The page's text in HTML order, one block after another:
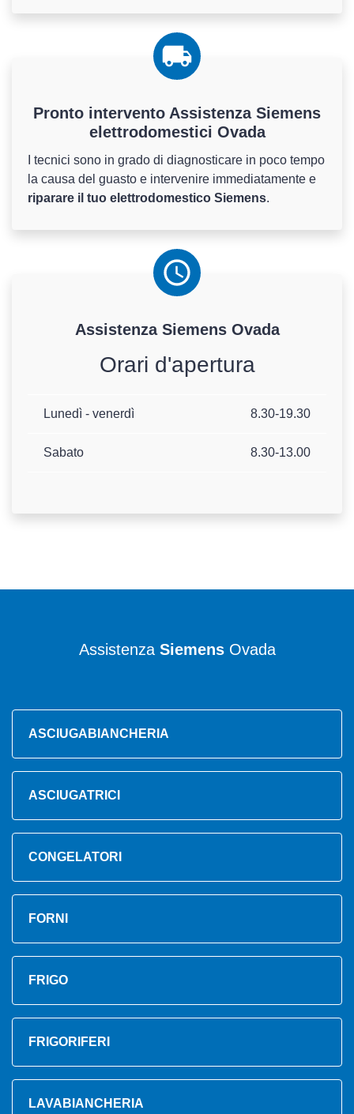
Pronto intervento Assistenza Siemens
elettrodomestici Ovada
I tecnici sono in grado di diagnosticare in poco tempo
la causa del guasto e intervenire immediatamente e
riparare il tuo elettrodomestico Siemens.
Assistenza SiemensOvada
Orari d'apertura
Lunedì - venerdì 8.30-19.30
Sabato 8.30-13.00
Assistenza SiemensOvada
ASCIUGABIANCHERIA
ASCIUGATRICI
CONGELATORI
FORNI
FRIGO
FRIGORIFERI
LAVABIANCHERIA